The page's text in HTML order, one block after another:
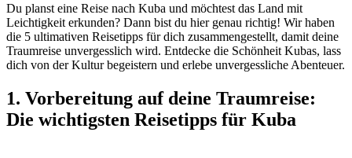
Du planst eine Reise nach Kuba und möchtest das Land mit
Leichtigkeit erkunden? Dann bist du hier genau richtig! Wir haben
die 5 ultimativen Reisetipps für dich zusammengestellt, damit deine
Traumreise unvergesslich wird. Entdecke die Schönheit Kubas, lass
dich von der Kultur begeistern und erlebe unvergessliche Abenteuer.
1. Vorbereitung auf deine Traumreise:
Die wichtigsten Reisetipps für Kuba